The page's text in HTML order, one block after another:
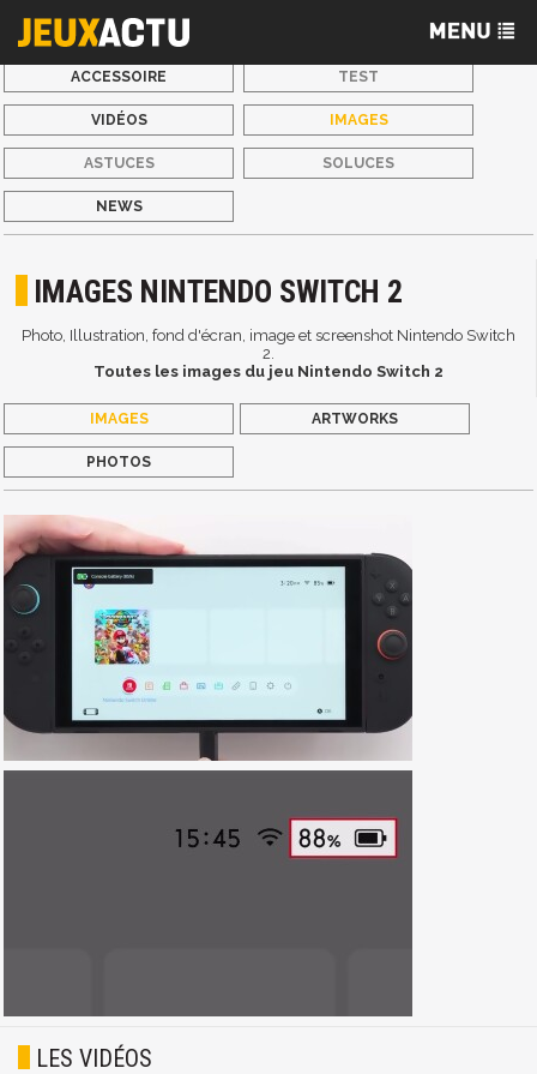
ACCESSOIRE TEST
VIDÉOS IMAGES
ASTUCES SOLUCES
NEWS
IMAGES NINTENDO SWITCH 2
Photo, Illustration, fond d'écran, image et screenshot Nintendo Switch
2.
Toutes les images du jeu Nintendo Switch 2
IMAGES ARTWORKS
PHOTOS
LES VIDÉOS